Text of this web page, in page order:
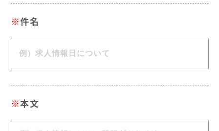
※件名
※本文